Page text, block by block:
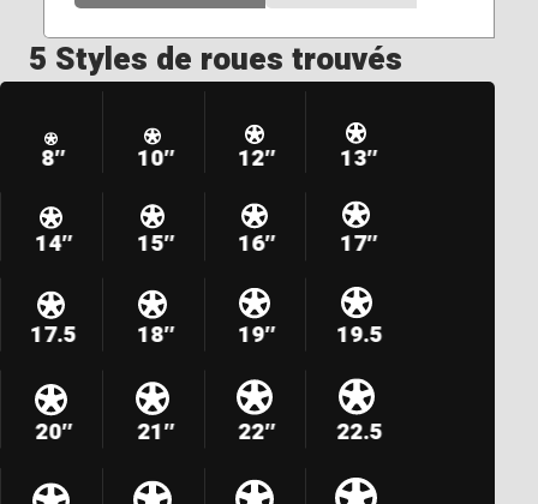
5 Styles de roues trouvés
8″ 10″ 12″ 13″
14″ 15″ 16″ 17″
17.5 18″ 19″ 19.5
20″ 21″ 22″ 22.5